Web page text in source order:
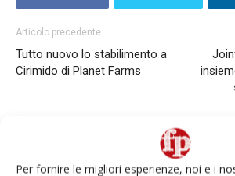
Per fornire le migliori esperienze, noi e i
Articolo precedente
Tutto nuovo lo stabilimento a
Cirimido di Planet Farms